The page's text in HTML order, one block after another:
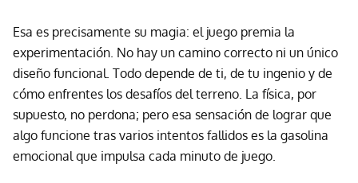
Esa es precisamente su magia: el juego premia la
experimentación. No hay un camino correcto ni un único
diseño funcional. Todo depende de ti, de tu ingenio y de
cómo enfrentes los desafíos del terreno. La física, por
supuesto, no perdona; pero esa sensación de lograr que
algo funcione tras varios intentos fallidos es la gasolina
emocional que impulsa cada minuto de juego.